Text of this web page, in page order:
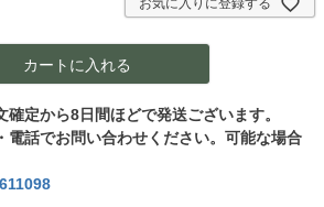
お気に入りに登録する
カートに入れる
定から8日間ほどで発送ございます。
電話でお問い合わせください。可能な場合